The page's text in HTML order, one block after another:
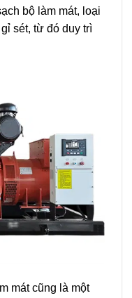
bộ làm mát, loại
sét, từ đó duy trì
mát cũng là một